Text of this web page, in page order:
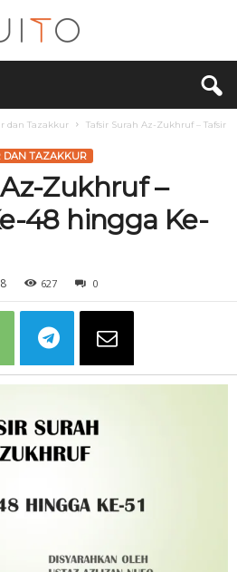
dan Tazakkur
Tafsir Surah Az-Zukhruf – Tafsir
DAN TAZAKKUR
Zukhruf –
48 hingga Ke-
627 0